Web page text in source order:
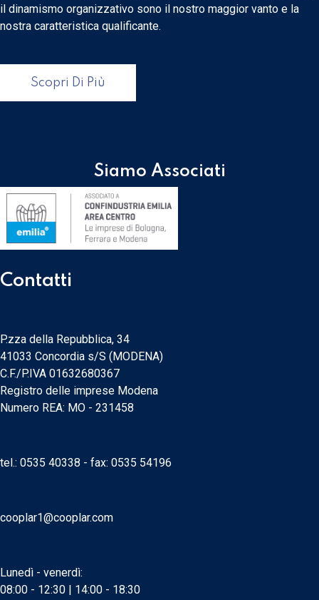
il dinamismo organizzativo sono il nostro maggior vanto e la
nostra caratteristica qualificante.
Scopri Di Più
Siamo Associati
Contatti
P.zza della Repubblica, 34
41033 Concordia s/S (MODENA)
C.F./P.IVA 01632680367
Registro delle imprese Modena
Numero REA: MO - 231458
tel.: 0535 40338 - fax: 0535 54196
cooplar1@cooplar.com
Lunedì - venerdì:
08:00 - 12:30 | 14:00 - 18:30